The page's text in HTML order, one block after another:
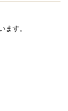
ます。